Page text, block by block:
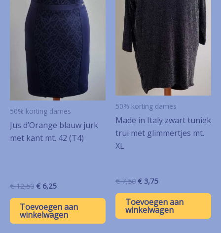
50% korting dames
Jus d’Orange blauw jurk
met kant mt. 42 (T4)
€12,50 Oorspronkelijke
was:
€ 12,50.
€ 6,25Huidige
is:
€ 6,25.
Toevoegen aan
winkelwagen
50% korting dames
Made in Italy zwart tuniek
trui met glimmertjes mt.
XL
€7,50 Oorspronkelijke
was:
€ 7,50.
€ 3,75Huidige
is:
€ 3,75.
Toevoegen aan
winkelwagen